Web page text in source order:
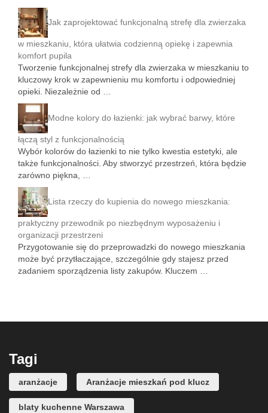
Jak zaprojektować funkcjonalną strefę dla zwierzaka
w mieszkaniu, która ułatwia codzienną opiekę i zapewnia
komfort pupila
Tworzenie funkcjonalnej strefy dla zwierzaka w mieszkaniu to
kluczowy krok w zapewnieniu mu komfortu i odpowiedniej
opieki. Niezależnie od …
Modne kolory do łazienki: jak wybrać barwy, które
łączą styl z funkcjonalnością
Wybór kolorów do łazienki to nie tylko kwestia estetyki, ale
także funkcjonalności. Aby stworzyć przestrzeń, która będzie
zarówno piękna, …
Lista rzeczy do kupienia do nowego mieszkania:
praktyczny przewodnik po niezbędnym wyposażeniu i
organizacji przestrzeni
Przygotowanie się do przeprowadzki do nowego mieszkania
może być przytłaczające, szczególnie gdy stajesz przed
zadaniem sporządzenia listy zakupów. Kluczem …
Tagi
aranżacje Aranżacje mieszkań pod klucz
blaty kuchenne Warszawa